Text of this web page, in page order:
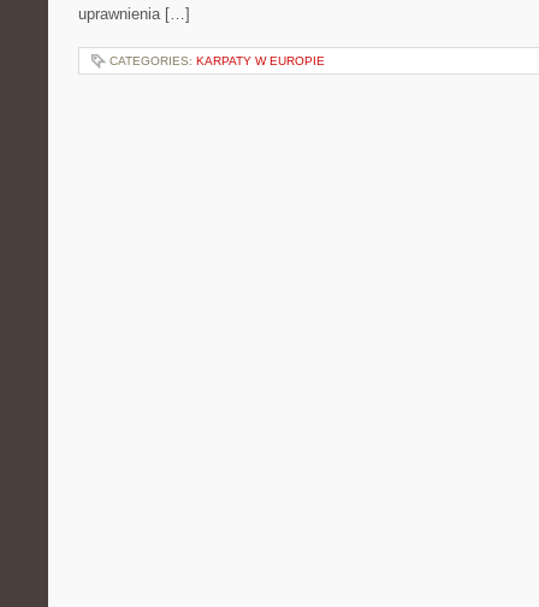
uprawnienia […]
CATEGORIES: KARPATY W EUROPIE